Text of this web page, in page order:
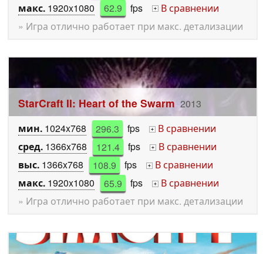
макс. 1920x1080 62.9 fps +
В сравнении
» Игра отлично работает при макс. детализации
StarCraft II: Heart of the Swarm 2013
мин. 1024x768 296.3 fps +
В сравнении
сред. 1366x768 121.4 fps +
В сравнении
выс. 1366x768 108.9 fps +
В сравнении
макс. 1920x1080 65.9 fps +
В сравнении
» Игра отлично работает при макс. детализации